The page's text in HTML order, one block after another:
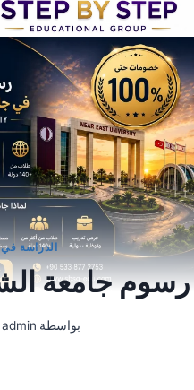
الدراسة
رسوم جامعة
بواسطة admin